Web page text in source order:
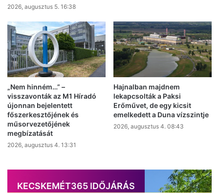
2026, augusztus 5. 16:38
„Nem hinném…” –
visszavonták az M1 Híradó
újonnan bejelentett
főszerkesztőjének és
műsorvezetőjének
megbízatását
2026, augusztus 4. 13:31
Hajnalban majdnem
lekapcsolták a Paksi
Erőművet, de egy kicsit
emelkedett a Duna vízszintje
2026, augusztus 4. 08:43
KECSKEMÉT365 IDŐJÁRÁS